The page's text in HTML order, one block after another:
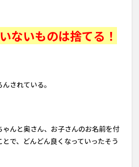
ないものは捨てる！
されている。
んと奥さん、お子さんのお名前を付
で、どんどん良くなっていったそう